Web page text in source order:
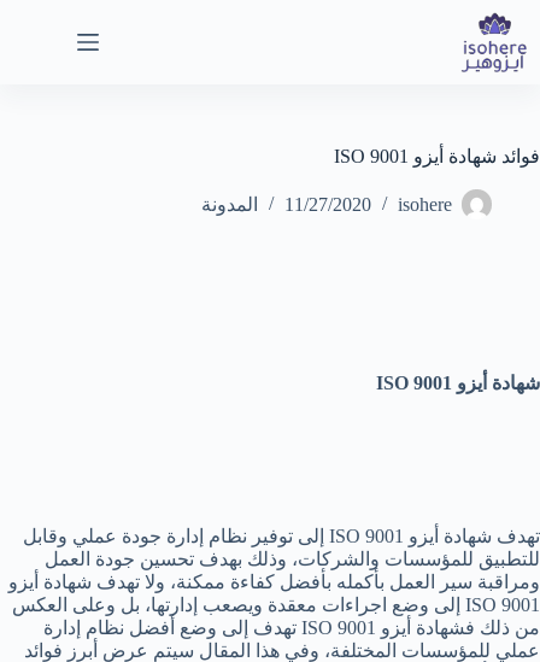
التجاوز
المحتوى
فوائد شهادة أيزو ISO 9001
isohere
11/27/2020 المدونة
شهادة أيزو
تهدف شهادة أيزو ISO 9001 إلى توفير نظام إدارة جودة عملي وقابل
للتطبيق للمؤسسات والشركات، وذلك بهدف تحسين جودة العمل
ومراقبة سير العمل بأكمله بأفضل كفاءة ممكنة، ولا تهدف شهادة أيزو
ISO 9001 إلى وضع اجراءات معقدة ويصعب إدارتها، بل وعلى العكس
من ذلك فشهادة أيزو ISO 9001 تهدف إلى وضع أفضل نظام إدارة
عملي للمؤسسات المختلفة، وفي هذا المقال سيتم عرض أبرز فوائد